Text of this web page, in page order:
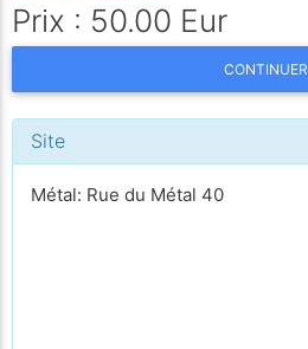
Prix : 50.00 Eur
CONTINUER
Site
Métal: Rue du Métal 40